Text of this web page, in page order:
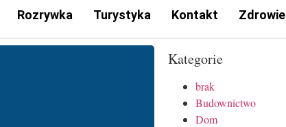
Rozrywka Turystyka Kontakt Zdrowie
Kategorie
brak
Budownictwo
Dom